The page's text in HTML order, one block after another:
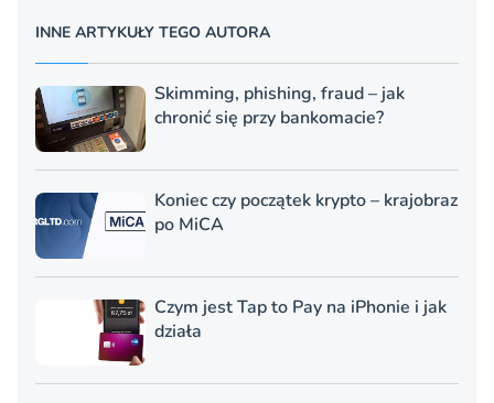
INNE ARTYKUŁY TEGO AUTORA
Skimming, phishing, fraud – jak
chronić się przy bankomacie?
Koniec czy początek krypto – krajobraz
po MiCA
Czym jest Tap to Pay na iPhonie i jak
działa